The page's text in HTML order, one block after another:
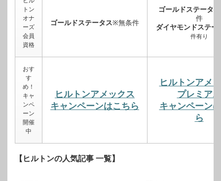
トン
オナ
ーズ
会員
資格
ゴールドステータス※無条件
ゴールドステータス
件
ダイヤモンドステー
件有り
おす
す
め！
キャ
ンペ
ーン
開催
中
ヒルトンアメックス
キャンペーンはこちら
ヒルトンアメ
プレミアム
キャンペーン
ら
【ヒルトンの人気記事 一覧】